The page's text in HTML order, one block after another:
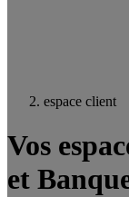
espace client
Vos
et